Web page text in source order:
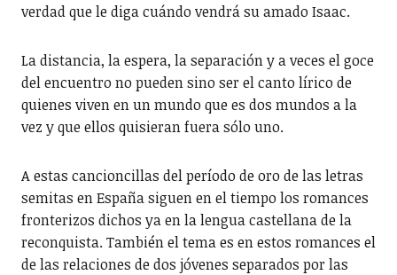
verdad que le diga cuándo vendrá su amado Isaac.
La distancia, la espera, la separación y a veces el goce
del encuentro no pueden sino ser el canto lírico de
quienes viven en un mundo que es dos mundos a la
vez y que ellos quisieran fuera sólo uno.
A estas cancioncillas del período de oro de las letras
semitas en España siguen en el tiempo los romances
fronterizos dichos ya en la lengua castellana de la
reconquista. También el tema es en estos romances el
de las relaciones de dos jóvenes separados por las